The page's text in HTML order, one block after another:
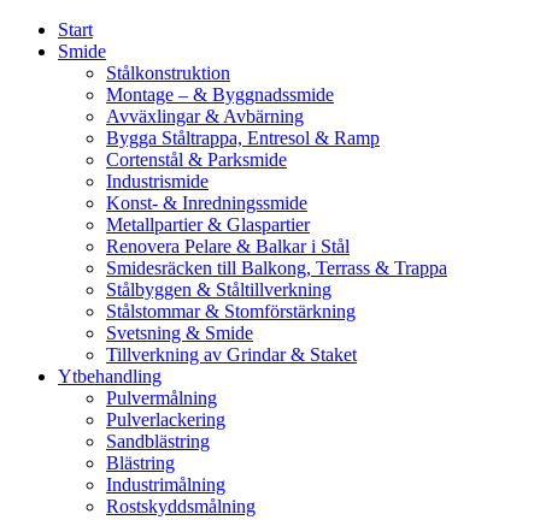
Start
Smide
Stålkonstruktion
Montage – & Byggnadssmide
Avväxlingar & Avbärning
Bygga Ståltrappa, Entresol & Ramp
Cortenstål & Parksmide
Industrismide
Konst- & Inredningssmide
Metallpartier & Glaspartier
Renovera Pelare & Balkar i Stål
Smidesräcken till Balkong, Terrass & Trappa
Stålbyggen & Ståltillverkning
Stålstommar & Stomförstärkning
Svetsning & Smide
Tillverkning av Grindar & Staket
Ytbehandling
Pulvermålning
Pulverlackering
Sandblästring
Blästring
Industrimålning
Rostskyddsmålning